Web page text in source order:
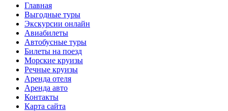
Главная
Выгодные туры
Экскурсии онлайн
Авиабилеты
Автобусные туры
Билеты на поезд
Морские круизы
Речные круизы
Аренда отеля
Аренда авто
Контакты
Карта сайта